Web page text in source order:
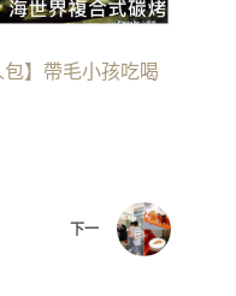
包】帶毛小孩吃喝
下一